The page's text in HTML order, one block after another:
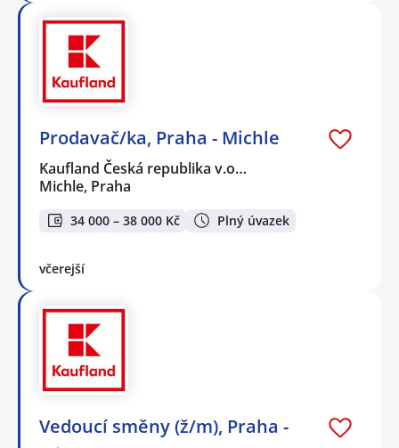
Prodavač/ka, Praha - Michle
Kaufland Česká republika v.o…
Michle, Praha
34 000 – 38 000 Kč Plný úvazek
včerejší
Vedoucí směny (ž/m), Praha -